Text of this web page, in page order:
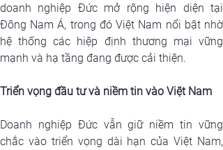
doanh nghiệp Đức mở rộng hiện diện tại
Đông Nam Á, trong đó Việt Nam nổi bật nhờ
hệ thống các hiệp định thương mại vững
mạnh và hạ tầng đang được cải thiện.
Triển vọng đầu tư và niềm tin vào Việt Nam
Doanh nghiệp Đức vẫn giữ niềm tin vững
chắc vào triển vọng dài hạn của Việt Nam,